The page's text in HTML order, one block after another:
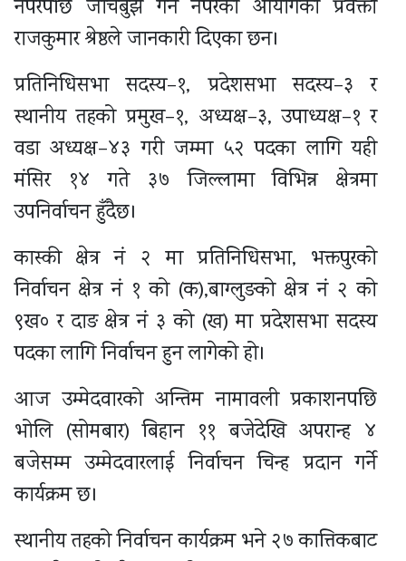
नपरेपछि जाँचबुझ गर्नै नपरेको आयोगका प्रवक्ता
राजकुमार श्रेष्ठले जानकारी दिएका छन।
प्रतिनिधिसभा सदस्य–१, प्रदेशसभा सदस्य–३ र
स्थानीय तहको प्रमुख–१, अध्यक्ष–३, उपाध्यक्ष–१ र
वडा अध्यक्ष–४३ गरी जम्मा ५२ पदका लागि यही
मंसिर १४ गते ३७ जिल्लामा विभिन्न क्षेत्रमा
उपनिर्वाचन हुँदैछ।
कास्की क्षेत्र नं २ मा प्रतिनिधिसभा, भक्तपुरको
निर्वाचन क्षेत्र नं १ को (क),बाग्लुङको क्षेत्र नं २ को
९ख० र दाङ क्षेत्र नं ३ को (ख) मा प्रदेशसभा सदस्य
पदका लागि निर्वाचन हुन लागेको हो।
आज उम्मेदवारको अन्तिम नामावली प्रकाशनपछि
भोलि (सोमबार) बिहान ११ बजेदेखि अपरान्ह ४
बजेसम्म उम्मेदवारलाई निर्वाचन चिन्ह प्रदान गर्ने
कार्यक्रम छ।
स्थानीय तहको निर्वाचन कार्यक्रम भने २७ कात्तिकबाट